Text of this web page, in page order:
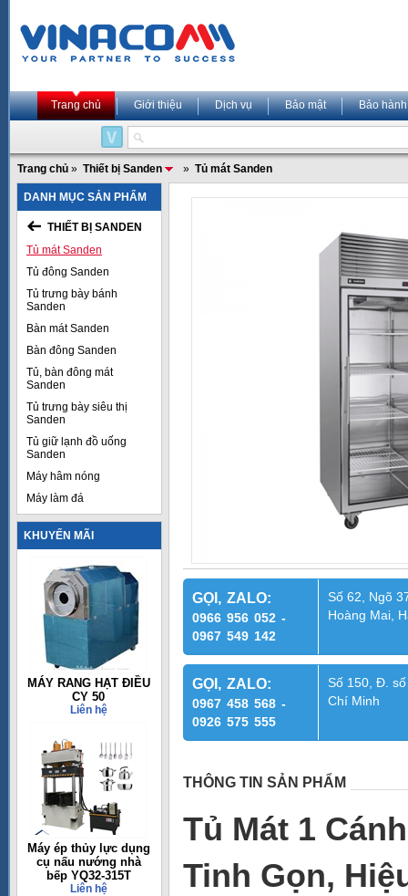
Trang chủ Giới thiệu Dịch vụ Bảo mật Bảo hành
Trang chủ » Thiết bị Sanden » Tủ mát Sanden
DANH MỤC SẢN PHẨM
THIẾT BỊ SANDEN
Tủ mát Sanden
Tủ đông Sanden
Tủ trưng bày bánh
Sanden
Bàn mát Sanden
Bàn đông Sanden
Tủ, bàn đông mát
Sanden
Tủ trưng bày siêu thị
Sanden
Tủ giữ lạnh đồ uống
Sanden
Máy hâm nóng
Máy làm đá
KHUYẾN MÃI
MÁY RANG HẠT ĐIỀU
CY 50
Liên hệ
Máy ép thủy lực dụng
cụ nấu nướng nhà
bếp YQ32-315T
Liên hệ
GỌI, ZALO:
0966 956 052 -
0967 549 142
Số 62, Ngõ
Hoàng Mai,
GỌI, ZALO:
0967 458 568 -
0926 575 555
Số 150, Đ.
Chí Minh
THÔNG TIN SẢN PHẨM
Tủ Mát 1
Tinh Gọn,